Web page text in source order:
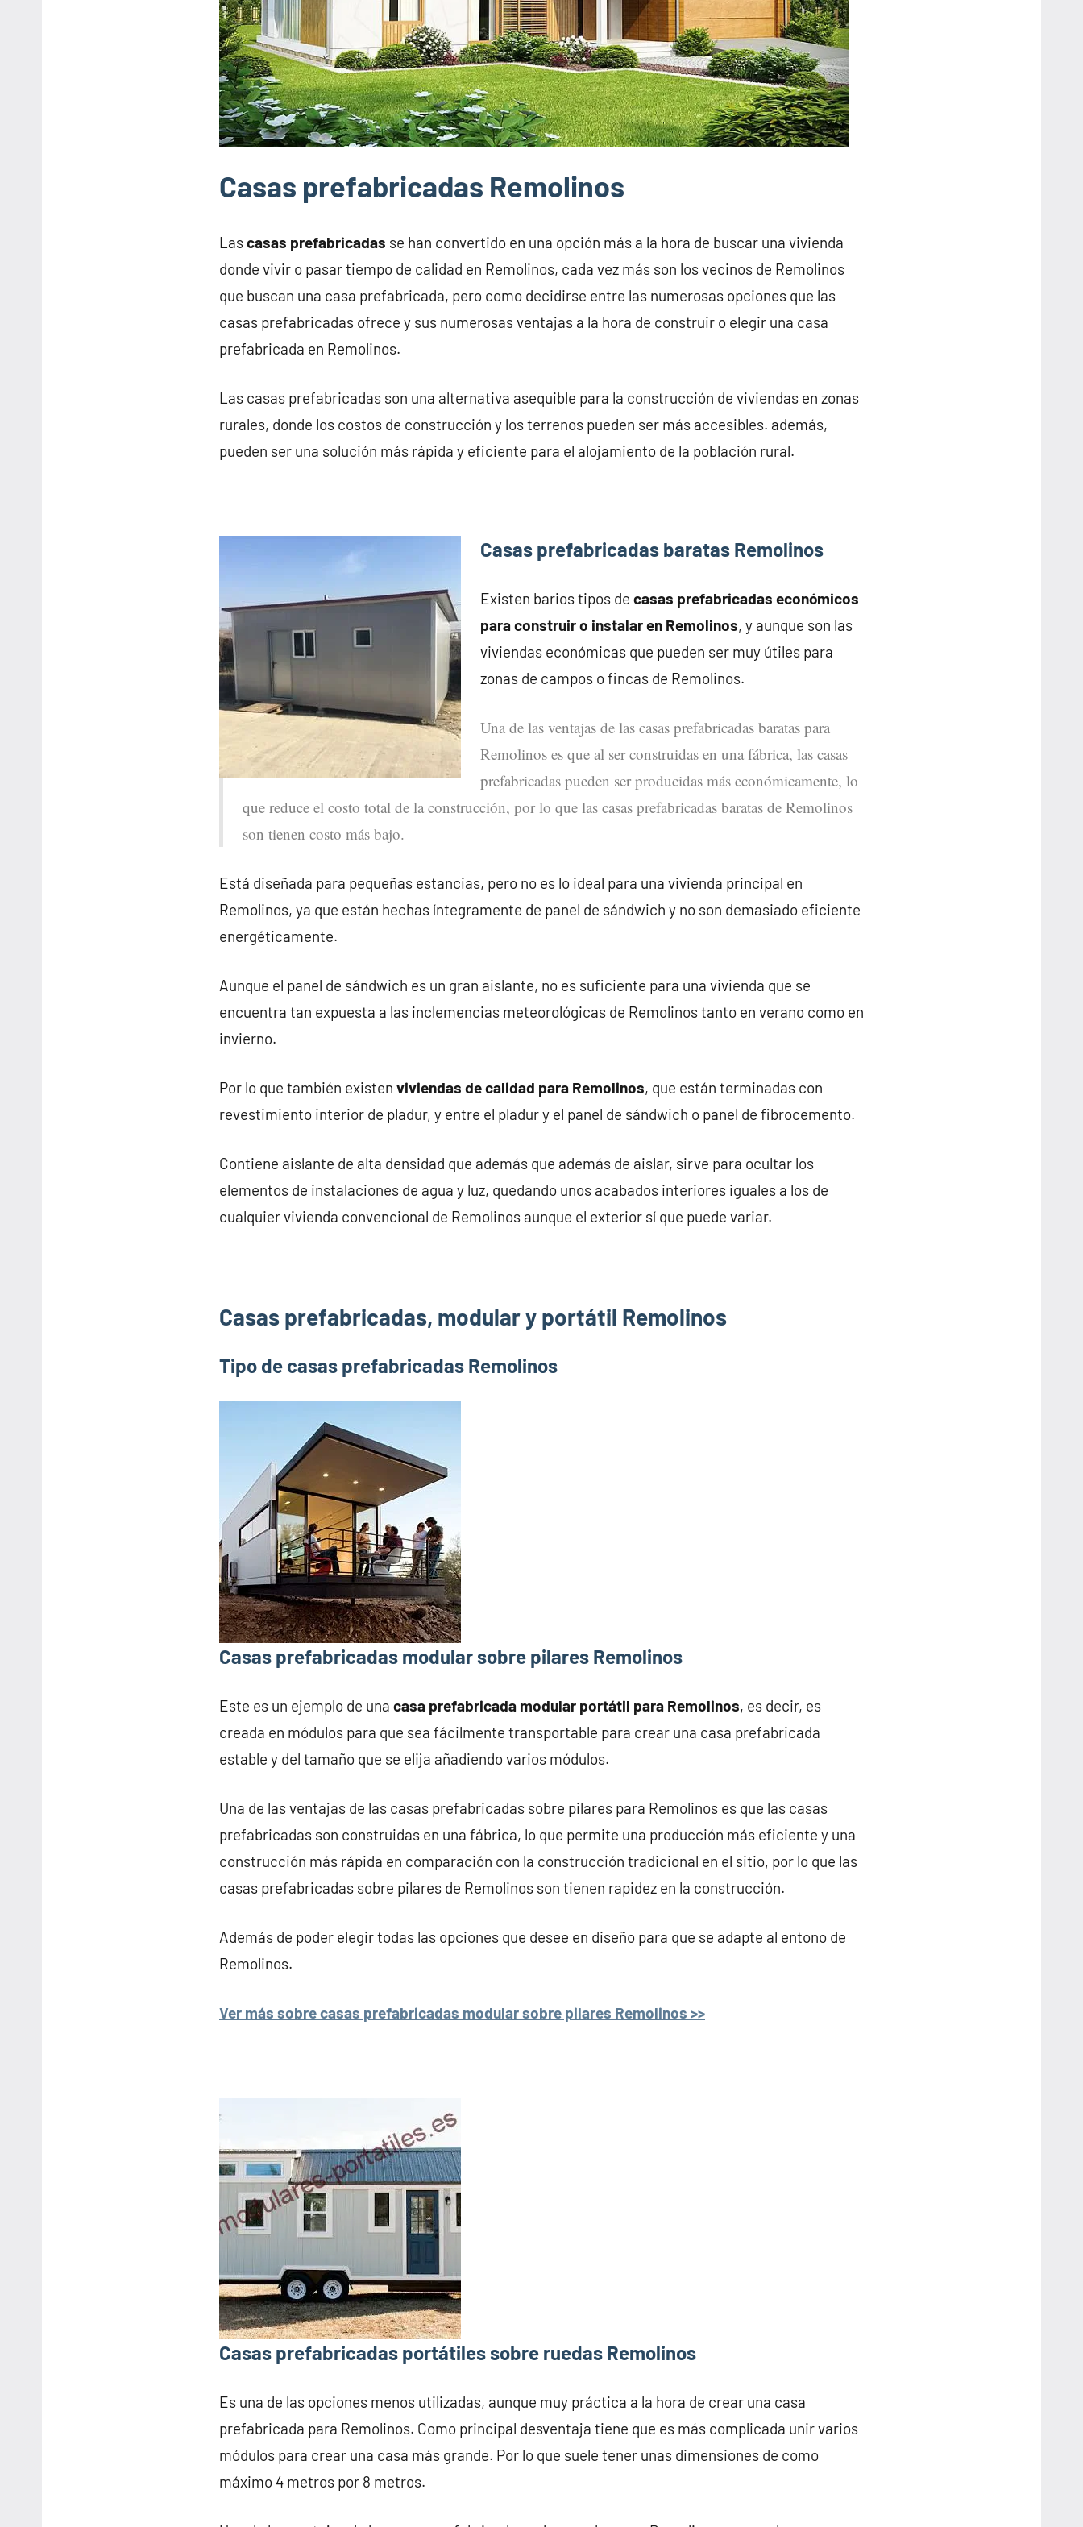
Casas prefabricadas Remolinos
Lascasas prefabricadas se han convertido en una opción más a la hora de buscar una vivienda
donde vivir o pasar tiempo de calidad en Remolinos, cada vez más son los vecinos de Remolinos
que buscan una casa prefabricada, pero como decidirse entre las numerosas opciones que las
casas prefabricadas ofrece y sus numerosas ventajas a la hora de construir o elegir una casa
prefabricada en Remolinos.
Las casas prefabricadas son una alternativa asequible para la construcción de viviendas en zonas
rurales, donde los costos de construcción y los terrenos pueden ser más accesibles. además,
pueden ser una solución más rápida y eficiente para el alojamiento de la población rural.
Casas prefabricadas baratas Remolinos
Existen barios tipos de casas prefabricadas económicos
para construir o instalar en Remolinos, y aunque son las
viviendas económicas que pueden ser muy útiles para
zonas de campos o fincas de Remolinos.
Una de las ventajas de las casas prefabricadas baratas para
Remolinos es que al ser construidas en una fábrica, las casas
prefabricadas pueden ser producidas más económicamente, lo
que reduce el costo total de la construcción, por lo que las casas prefabricadas baratas de Remolinos
son tienen costo más bajo.
Está diseñada para pequeñas estancias, pero no es lo ideal para una vivienda principal en
Remolinos, ya que están hechas íntegramente de panel de sándwich y no son demasiado eficiente
energéticamente.
Aunque el panel de sándwich es un gran aislante, no es suficiente para una vivienda que se
encuentra tan expuesta a las inclemencias meteorológicas de Remolinos tanto en verano como en
invierno.
Por lo que también existen viviendas de calidad para Remolinos, que están terminadas con
revestimiento interior de pladur, y entre el pladur y el panel de sándwich o panel de fibrocemento.
Contiene aislante de alta densidad que además que además de aislar, sirve para ocultar los
elementos de instalaciones de agua y luz, quedando unos acabados interiores iguales a los de
cualquier vivienda convencional de Remolinos aunque el exterior sí que puede variar.
Casas prefabricadas, modular y portátil Remolinos
Tipo de casas prefabricadas Remolinos
Casas prefabricadas modular sobre pilares Remolinos
Este es un ejemplo de una casa prefabricada modular portátil para Remolinos, es decir, es
creada en módulos para que sea fácilmente transportable para crear una casa prefabricada
estable y del tamaño que se elija añadiendo varios módulos.
Una de las ventajas de las casas prefabricadas sobre pilares para Remolinos es que las casas
prefabricadas son construidas en una fábrica, lo que permite una producción más eficiente y una
construcción más rápida en comparación con la construcción tradicional en el sitio, por lo que las
casas prefabricadas sobre pilares de Remolinos son tienen rapidez en la construcción.
Además de poder elegir todas las opciones que desee en diseño para que se adapte al entono de
Remolinos.
Ver más sobre casas prefabricadas modular sobre pilares Remolinos >>
Casas prefabricadas portátiles sobre ruedas Remolinos
Es una de las opciones menos utilizadas, aunque muy práctica a la hora de crear una casa
prefabricada para Remolinos. Como principal desventaja tiene que es más complicada unir varios
módulos para crear una casa más grande. Por lo que suele tener unas dimensiones de como
máximo 4 metros por 8 metros.